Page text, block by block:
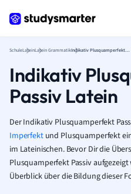
SchuleLateinLatein Grammatik Indikativ Plusquamperfekt Passiv Latein
Indikativ
Passiv Latein
Der Indikativ Plusquamperfekt
Imperfektund Plusquamperfekt
im Lateinischen. Bevor Dir die
Plusquamperfekt Passiv
Überblick über die Bildung dieser